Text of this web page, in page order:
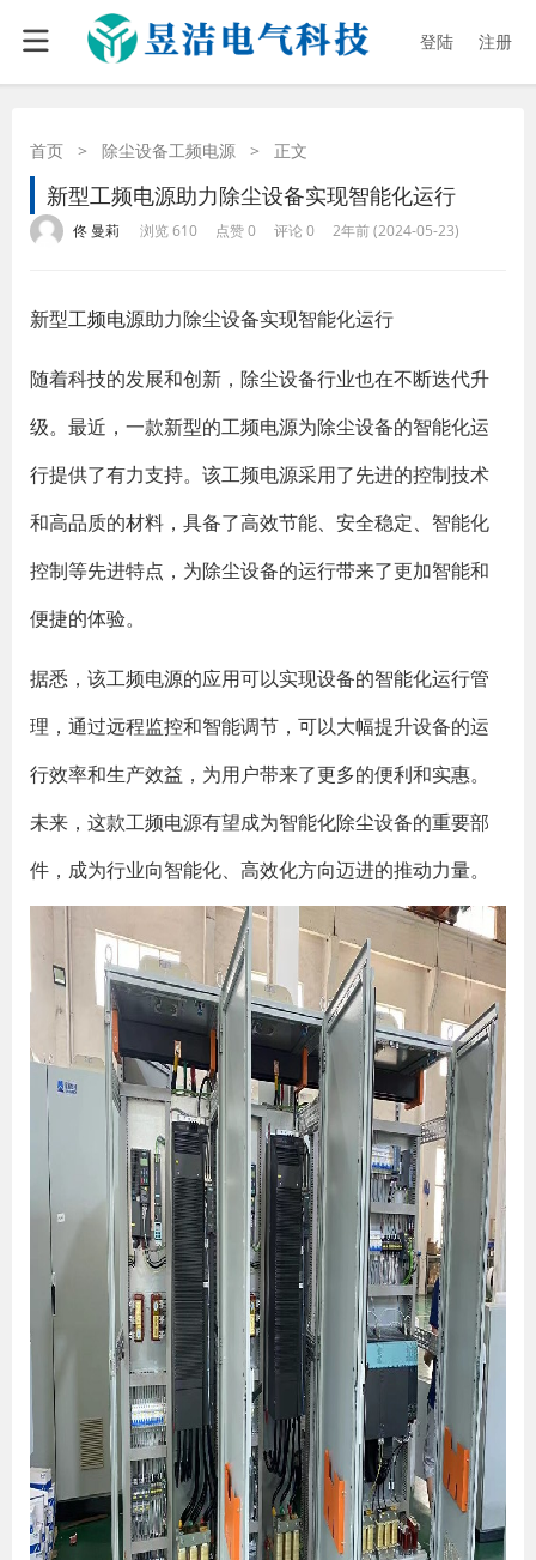
登陆 注册
首页 > 除尘设备工频电源 > 正文
新型工频电源助力除尘设备实现智能化运行
佟 曼莉 浏览 610 点赞 0 评论 0 2年前 (2024-05-23)
新型工频电源助力除尘设备实现智能化运行
随着科技的发展和创新，除尘设备行业也在不断迭代升
级。最近，一款新型的工频电源为除尘设备的智能化运
行提供了有力支持。该工频电源采用了先进的控制技术
和高品质的材料，具备了高效节能、安全稳定、智能化
控制等先进特点，为除尘设备的运行带来了更加智能和
便捷的体验。
据悉，该工频电源的应用可以实现设备的智能化运行管
理，通过远程监控和智能调节，可以大幅提升设备的运
行效率和生产效益，为用户带来了更多的便利和实惠。
未来，这款工频电源有望成为智能化除尘设备的重要部
件，成为行业向智能化、高效化方向迈进的推动力量。